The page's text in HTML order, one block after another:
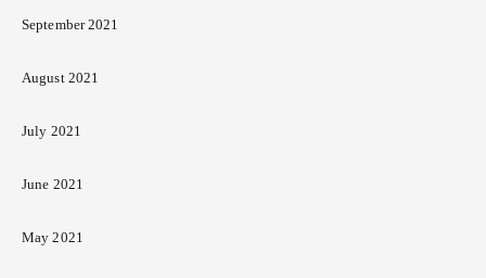
September 2021
August 2021
July 2021
June 2021
May 2021